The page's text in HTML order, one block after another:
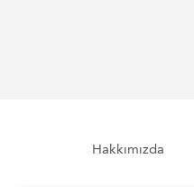
Hakkımızda